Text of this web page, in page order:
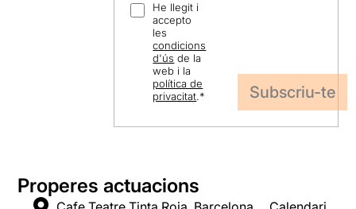
He llegit i
accepto
les
condicions
d'ús de la
web i la
política de
privacitat.*
Properes actuacions